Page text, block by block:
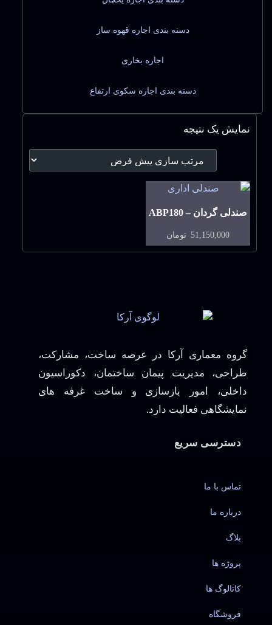
دسته بندی اجاره قهوه ساز
اجاره بخاری
دسته بندی اجاره سکوی ارتفاع
نمایش یک نتیجه
صندلی گردان – ABP180
51,150,000 تومان
گروه معماری آرکا در عرصه ساخت، مشارکت،
طراحی، مدیریت پیمان ساختمان، دکوراسیون
داخلی، امور بازسازی و ساخت غرفه های
نمایشگاهی فعالیت دارد.
دسترسی سریع
تماس با ما
درباره ما
بلاگ
پروژه ها
کاتالوگ ها
فروشگاه